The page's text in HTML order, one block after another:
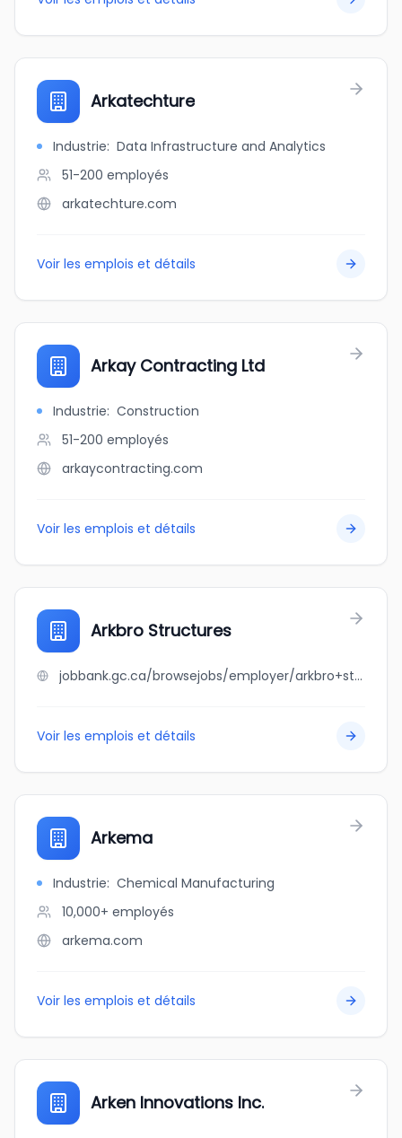
Arkatechture
Industrie: Data Infrastructure and Analytics
51-200 employés
arkatechture.com
Voir les emplois et détails
Arkay Contracting Ltd
Industrie: Construction
51-200 employés
arkaycontracting.com
Voir les emplois et détails
Arkbro Structures
jobbank.gc.ca/browsejobs/employer/arkbro+structures/ca
Voir les emplois et détails
Arkema
Industrie: Chemical Manufacturing
10,000+ employés
arkema.com
Voir les emplois et détails
Arken Innovations Inc.